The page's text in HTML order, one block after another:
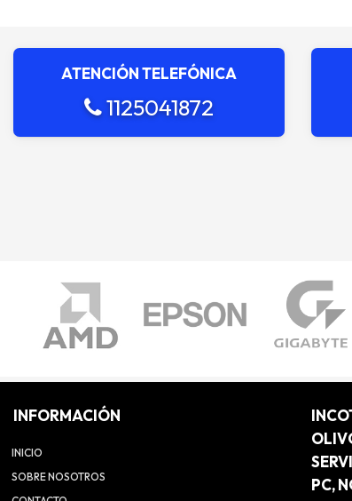
ATENCIÓN TELEFÓNICA
1125041872
INFORMACIÓN
INICIO
SOBRE NOSOTROS
PC,